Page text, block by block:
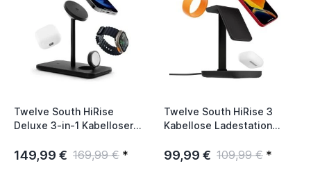
Twelve South HiRise
Deluxe 3-in-1 Kabelloser
149,99 € 169,99 € *
Twelve South HiRise 3
Kabellose Ladestation
99,99 € 109,99 € *